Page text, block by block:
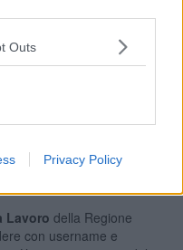
Outs
Privacy Policy
O Contratto di
Lavoro della Regione
con username e